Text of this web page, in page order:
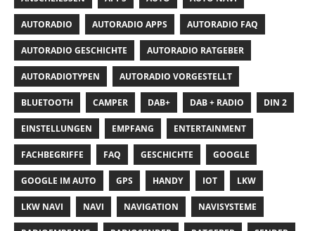
AUTORADIO AUTORADIO APPS AUTORADIO FAQ
AUTORADIO GESCHICHTE AUTORADIO RATGEBER
AUTORADIOTYPEN AUTORADIO VORGESTELLT
BLUETOOTH CAMPER DAB+ DAB + RADIO DIN 2
EINSTELLUNGEN EMPFANG ENTERTAINMENT
FACHBEGRIFFE FAQ GESCHICHTE GOOGLE
GOOGLE IM AUTO GPS HANDY IOT LKW
LKW NAVI NAVI NAVIGATION NAVISYSTEME